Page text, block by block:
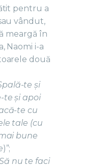
pentru a
vândut,
meargă în
Naomi i-a
două
te și
te și apoi
te cu
tale (cu
bune
)”;
nu te faci